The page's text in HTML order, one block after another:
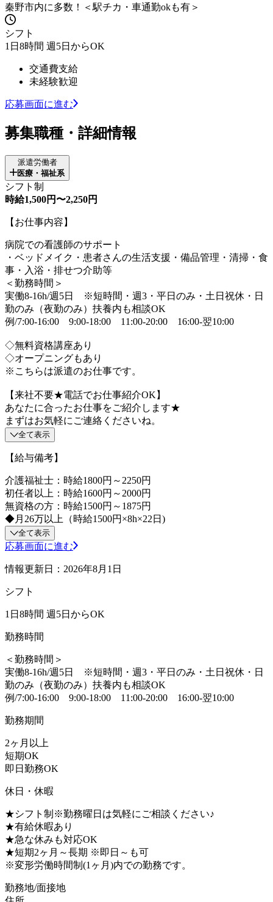
秦野市内に多数！＜駅チカ・車通勤okも有＞
シフト
1日8時間 週5日からOK
交通費支給
未経験歓迎
応募画面に進む
募集職種・詳細情報
派遣労働者
医療・福祉系
シフト制
時給1,500円〜2,250円
【お仕事内容】
病院での看護師のサポート
・ベッドメイク・患者さんの生活支援・備品管理・清掃・食
事・入浴・排せつ介助等
＜勤務時間＞
実働8-16h/週5日 ※短時間・週3・平日のみ・土日祝休・日
勤のみ（夜勤のみ）扶養内も相談OK
例/7:00-16:00 9:00-18:00 11:00-20:00 16:00-翌10:00
◇無料資格講座あり
◇オープニングもあり
※こちらは派遣のお仕事です。
【来社不要★電話でお仕事紹介OK】
あなたに合ったお仕事をご紹介します★
まずはお気軽にご連絡くださいね。
全て表示
【給与備考】
介護福祉士：時給1800円～2250円
初任者以上：時給1600円～2000円
無資格の方：時給1500円～1875円
◆月26万以上（時給1500円×8h×22日)
全て表示
応募画面に進む
情報更新日：2026年8月1日
シフト
1日8時間 週5日からOK
勤務時間
＜勤務時間＞
実働8-16h/週5日 ※短時間・週3・平日のみ・土日祝休・日
勤のみ（夜勤のみ）扶養内も相談OK
例/7:00-16:00 9:00-18:00 11:00-20:00 16:00-翌10:00
勤務期間
2ヶ月以上
短期OK
即日勤務OK
休日・休暇
★シフト制※勤務曜日は気軽にご相談ください♪
★有給休暇あり
★急な休みも対応OK
★短期2ヶ月～長期 ※即日～も可
※変形労働時間制(1ヶ月)内での勤務です。
勤務地/面接地